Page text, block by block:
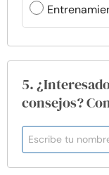
5.
consejos?